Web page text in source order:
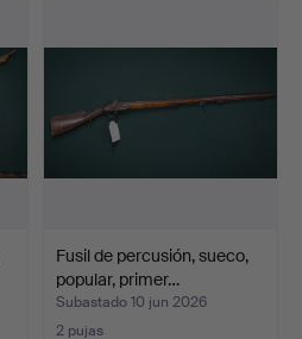
Fusil de percusión, sueco,
popular, primer…
Subastado 10 jun 2026
2 pujas